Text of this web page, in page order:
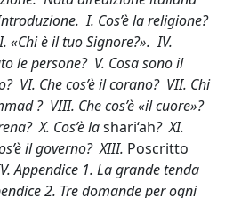
I. Cos’è la religione?
«Chi è il tuo Signore?». IV.
le persone? V. Cosa sono il
VI. Che cos’è il corano? VII. Chi
? VIII. Che cos’è «il cuore»?
X. Cos’è lashari‘ah? XI.
il governo? XIII. Poscritto
Appendice 1. La grande tenda
2. Tre domande per ogni